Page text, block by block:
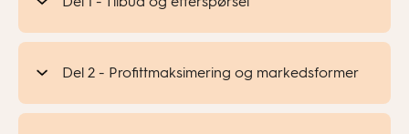
Del 2 - Profittmaksimering og markedsformer